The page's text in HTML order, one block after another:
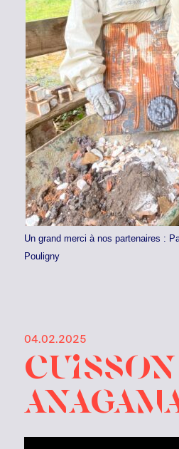
Un grand merci à nos partenaires :
Pouligny
04.02.2025
Cuisson